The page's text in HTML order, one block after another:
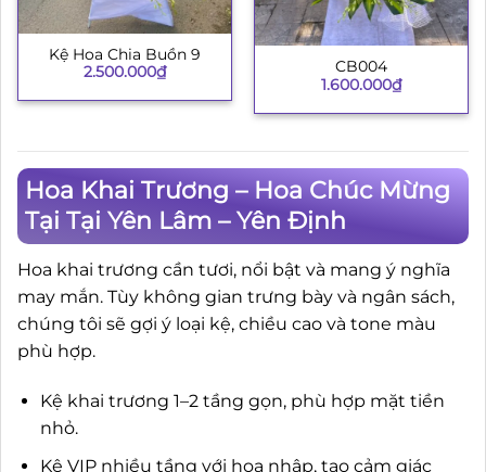
Kệ Hoa Chia Buồn 9
2.500.000₫
CB004
1.600.000₫
Hoa Khai Trương – Hoa Chúc Mừng
Tại Tại Yên Lâm – Yên Định
Hoa khai trương cần tươi, nổi bật và mang ý nghĩa
may mắn. Tùy không gian trưng bày và ngân sách,
chúng tôi sẽ gợi ý loại kệ, chiều cao và tone màu
phù hợp.
Kệ khai trương 1–2 tầng gọn, phù hợp mặt tiền
nhỏ.
Kệ VIP nhiều tầng với hoa nhập, tạo cảm giác